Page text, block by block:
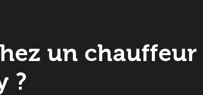
un chauffeur
?